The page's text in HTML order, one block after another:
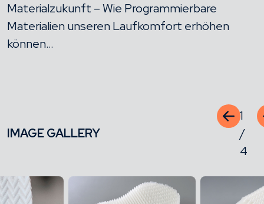
Materialzukunft – Wie Programmierbare
Materialien unseren Laufkomfort erhöhen
können…
IMAGE GALLERY
1
/
4